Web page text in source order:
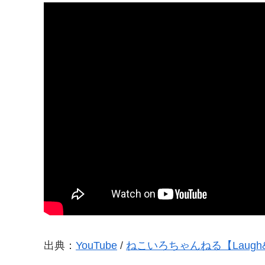
出典： YouTube / ねこいろちゃんねる【